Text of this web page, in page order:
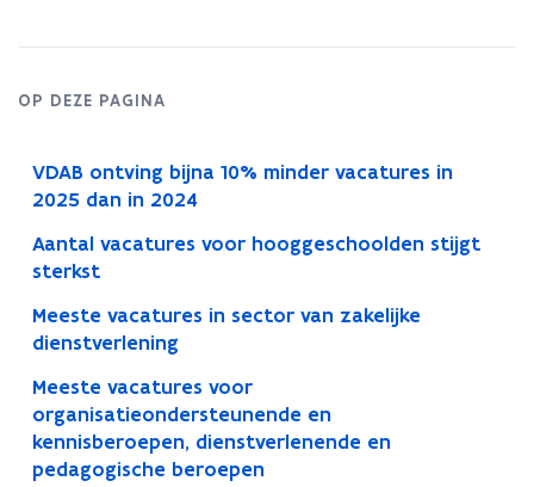
OP DEZE PAGINA
VDAB ontving bijna 10% minder vacatures in
2025 dan in 2024
Aantal vacatures voor hooggeschoolden stijgt
sterkst
Meeste vacatures in sector van zakelijke
dienstverlening
Meeste vacatures voor
organisatieondersteunende en
kennisberoepen, dienstverlenende en
pedagogische beroepen